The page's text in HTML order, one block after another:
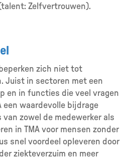
Zelfvertrouwen).
zich niet tot
Juist in sectoren met een
en in functies die veel vragen
een waardevolle bijdrage
van zowel de medewerker als
in TMA voor mensen zonder
snel voordeel opleveren door
ziekteverzuim en meer